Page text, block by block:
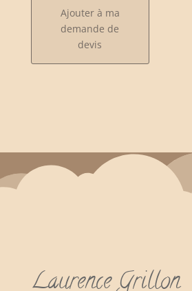
Ajouter à ma
demande de
devis
Laurence Grillon